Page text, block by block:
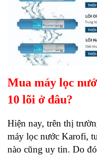
Mua máy lọc
10 lõi ở đâu?
Hiện nay, trên thị
máy lọc nước Karofi,
nào cũng uy tin. Do